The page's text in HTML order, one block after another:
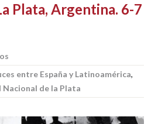
Plata, Argentina. 6-7
entre España y Latinoamérica,
Nacional de la Plata